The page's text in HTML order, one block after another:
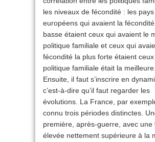
les niveaux de fécondité : les pays
européens qui avaient la
basse étaient ceux qui avaient le
politique familiale et ceux qui
fécondité la plus forte étaient
politique familiale était la meilleure.
Ensuite, il faut s’inscrire en
c’est-à-dire qu’il faut regarder les
évolutions. La France, par
connu trois périodes distinctes.
première, après-guerre, avec une
élevée nettement supérieure à la